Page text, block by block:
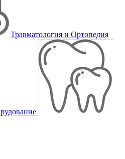
Травматология и Ортопедия